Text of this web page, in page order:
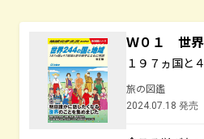
Ｗ０１ 世
１９７ヵ国と
旅の図鑑
2024.07.18 発売